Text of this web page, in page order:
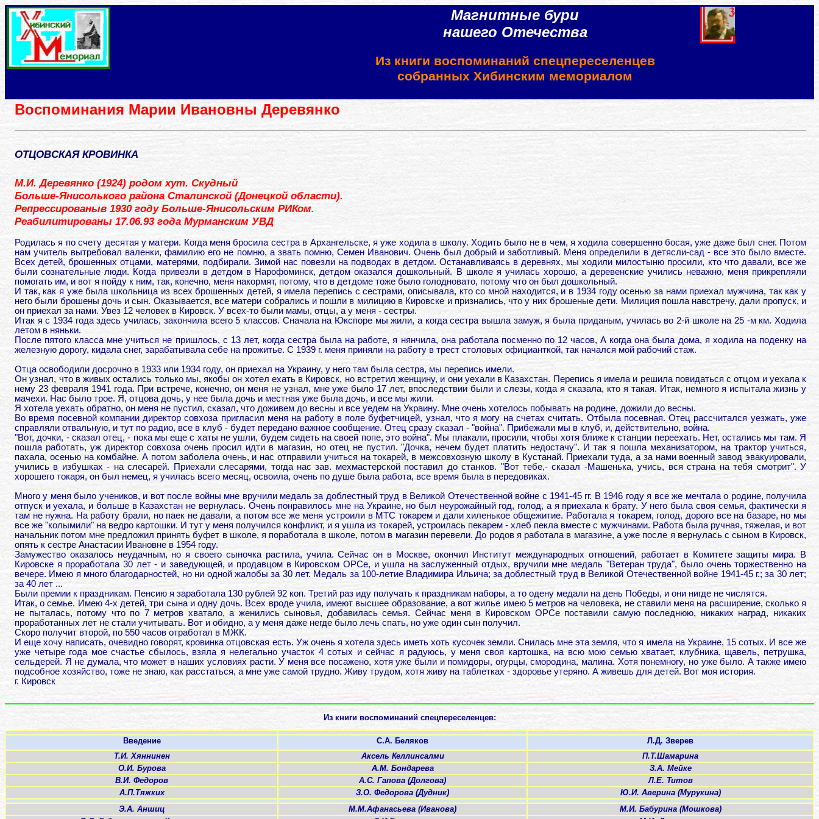
Магнитные бури
нашего Отечества
Из книги воспоминаний спецпереселенцев
собранных Хибинским мемориалом
Воспоминания Марии Ивановны Деревянко
ОТЦОВСКАЯ КРОВИНКА
М.И. Деревянко (1924) родом хут. Скудный
Больше-Янисолького района Сталинской (Донецкой области).
Репрессированыв 1930 году Больше-Янисольским РИКом.
Реабилитированы 17.06.93 года Мурманским УВД
Родилась я по счету десятая у матери. Когда меня бросила сестра в Архангельске, я уже ходила в школу. Ходить было не в чем, я ходила совершенно босая, уже даже был снег. Потом
нам учитель вытребовал валенки, фамилию его не помню, а звать помню, Семен Иванович. Очень был добрый и заботливый. Меня определили в детясли-сад - все это было вместе.
Всех детей, брошенных отцами, матерями, подбирали. Зимой нас повезли на подводах в детдом. Останавливаясь в деревнях, мы ходили милостыню просили, кто что давали, все же
были сознательные люди. Когда привезли в детдом в Нарофоминск, детдом оказался дошкольный. В школе я училась хорошо, а деревенские учились неважно, меня прикрепляли
помогать им, и вот я пойду к ним, так, конечно, меня накормят, потому, что в детдоме тоже было голодновато, потому что он был дошкольный.
И так, как я уже была школьница из всех брошенных детей, я имела перепись с сестрами, описывала, кто со мной находится, и в 1934 году осенью за нами приехал мужчина, так как у
него были брошены дочь и сын. Оказывается, все матери собрались и пошли в милицию в Кировске и признались, что у них брошеные дети. Милиция пошла навстречу, дали пропуск, и
он приехал за нами. Увез 12 человек в Кировск. У всех-то были мамы, отцы, а у меня - сестры.
Итак я с 1934 года здесь училась, закончила всего 5 классов. Сначала на Юкспоре мы жили, а когда сестра вышла замуж, я была приданым, училась во 2-й школе на 25 -м км. Ходила
летом в няньки.
После пятого класса мне учиться не пришлось, с 13 лет, когда сестра была на работе, я нянчила, она работала посменно по 12 часов, А когда она была дома, я ходила на поденку на
железную дорогу, кидала снег, зарабатывала себе на прожитье. С 1939 г. меня приняли на работу в трест столовых официанткой, так начался мой рабочий стаж.
Отца освободили досрочно в 1933 или 1934 году, он приехал на Украину, у него там была сестра, мы перепись имели.
Он узнал, что в живых остались только мы, якобы он хотел ехать в Кировск, но встретил женщину, и они уехали в Казахстан. Перепись я имела и решила повидаться с отцом и уехала к
нему 23 февраля 1941 года. При встрече, конечно, он меня не узнал, мне уже было 17 лет, впоследствии были и слезы, когда я сказала, кто я такая. Итак, немного я испытала жизнь у
мачехи. Нас было трое. Я, отцова дочь, у нее была дочь и местная уже была дочь, и все мы жили.
Я хотела уехать обратно, он меня не пустил, сказал, что доживем до весны и все уедем на Украину. Мне очень хотелось побывать на родине, дожили до весны.
Во время посевной компании директор совхоза пригласил меня на работу в поле буфетчицей, узнал, что я могу на счетах считать. Отбыла посевная. Отец рассчитался уезжать, уже
справляли отвальную, и тут по радио, все в клуб - будет передано важное сообщение. Отец сразу сказал - "война". Прибежали мы в клуб, и, действительно, война.
"Вот, дочки, - сказал отец, - пока мы еще с хаты не ушли, будем сидеть на своей попе, это война". Мы плакали, просили, чтобы хотя ближе к станции переехать. Нет, остались мы там. Я
пошла работать, уж директор совхоза очень просил идти в магазин, но отец не пустил. "Дочка, нечем будет платить недостачу". И так я пошла механизатором, на трактор учиться,
пахала, осенью на комбайне. А потом заболела очень, и нас отправили учиться на токарей, в межсовхозную школу в Кустанай. Приехали туда, а за нами военный завод эвакуировали,
учились в избушках - на слесарей. Приехали слесарями, тогда нас зав. мехмастерской поставил до станков. "Вот тебе,- сказал -Машенька, учись, вся страна на тебя смотрит". У
хорошего токаря, он был немец, я училась всего месяц, освоила, очень по душе была работа, все время была в передовиках.
Много у меня было учеников, и вот после войны мне вручили медаль за доблестный труд в Великой Отечественной войне с 1941-45 гг. В 1946 году я все же мечтала о родине, получила
отпуск и уехала, и больше в Казахстан не вернулась. Очень понравилось мне на Украине, но был неурожайный год, голод, а я приехала к брату. У него была своя семья, фактически я
там не нужна. На работу брали, но паек не давали, а потом все же меня устроили в МТС токарем и дали хиленькое общежитие. Работала я токарем, голод, дорого все на базаре, но мы
все же "колымили" на ведро картошки. И тут у меня получился конфликт, и я ушла из токарей, устроилась пекарем - хлеб пекла вместе с мужчинами. Работа была ручная, тяжелая, и вот
начальник потом мне предложил принять буфет в школе, я поработала в школе, потом в магазин перевели. До родов я работала в магазине, а уже после я вернулась с сыном в Кировск,
опять к сестре Анастасии Ивановне в 1954 году.
Замужество оказалось неудачным, но я своего сыночка растила, учила. Сейчас он в Москве, окончил Институт международных отношений, работает в Комитете защиты мира. В
Кировске я проработала 30 лет - и заведующей, и продавцом в Кировском ОРСе, и ушла на заслуженный отдых, вручили мне медаль "Ветеран труда", было очень торжественно на
вечере. Имею я много благодарностей, но ни одной жалобы за 30 лет. Медаль за 100-летие Владимира Ильича; за доблестный труд в Великой Отечественной войне 1941-45 г.; за 30 лет;
за 40 лет ...
Были премии к праздникам. Пенсию я заработала 130 рублей 92 коп. Третий раз иду получать к праздникам наборы, а то одену медали на день Победы, и они нигде не числятся.
Итак, о семье. Имею 4-х детей, три сына и одну дочь. Всех вроде учила, имеют высшее образование, а вот жилье имею 5 метров на человека, не ставили меня на расширение, сколько я
не пыталась, потому что по 7 метров хватало, а женились сыновья, добавилась семья. Сейчас меня в Кировском ОРСе поставили самую последнюю, никаких наград, никаких
проработанных лет не стали учитывать. Вот и обидно, а у меня даже негде было лечь спать, но уже один сын получил.
Скоро получит второй, по 550 часов отработал в МЖК.
И еще хочу написать, очевидно говорят, кровинка отцовская есть. Уж очень я хотела здесь иметь хоть кусочек земли. Снилась мне эта земля, что я имела на Украине, 15 сотых. И все же
уже четыре года мое счастье сбылось, взяла я нелегально участок 4 сотых и сейчас я радуюсь, у меня своя картошка, на всю мою семью хватает, клубника, щавель, петрушка,
сельдерей. Я не думала, что может в наших условиях расти. У меня все посажено, хотя уже были и помидоры, огурцы, смородина, малина. Хотя понемногу, но уже было. А также имею
подсобное хозяйство, тоже не знаю, как расстаться, а мне уже самой трудно. Живу трудом, хотя живу на таблетках - здоровье утеряно. А живешь для детей. Вот моя история.
г. Кировск
Из книги воспоминаний спецпереселенцев:
Введение С.А. Беляков
Л.Д. Зверев
Т.И. Хяннинен
Аксель Келлинсалми
П.Т.Шамарина
О.И. Бурова
А.М. Бондарева
З.А. Мейке
В.И. Федоров
А.С. Гапова (Долгова)
Л.Е. Титов
А.П.Тяжких
З.О. Федорова (Дудник)
Ю.И. Аверина (Мурукина)
Э.А. Аншиц
М.М.Афанасьева (Иванова)
М.И. Бабурина (Мошкова)